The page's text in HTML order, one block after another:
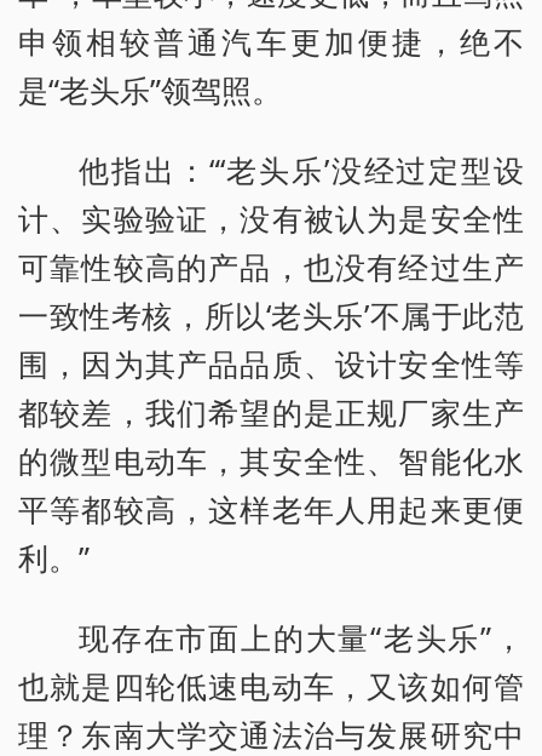
申领相较普通汽车更加便捷，绝不
是“老头乐”领驾照。
他指出：“‘老头乐’没经过定型设
计、实验验证，没有被认为是安全性
可靠性较高的产品，也没有经过生产
一致性考核，所以‘老头乐’不属于此范
围，因为其产品品质、设计安全性等
都较差，我们希望的是正规厂家生产
的微型电动车，其安全性、智能化水
平等都较高，这样老年人用起来更便
利。”
现存在市面上的大量“老头乐”，
也就是四轮低速电动车，又该如何管
理？东南大学交通法治与发展研究中